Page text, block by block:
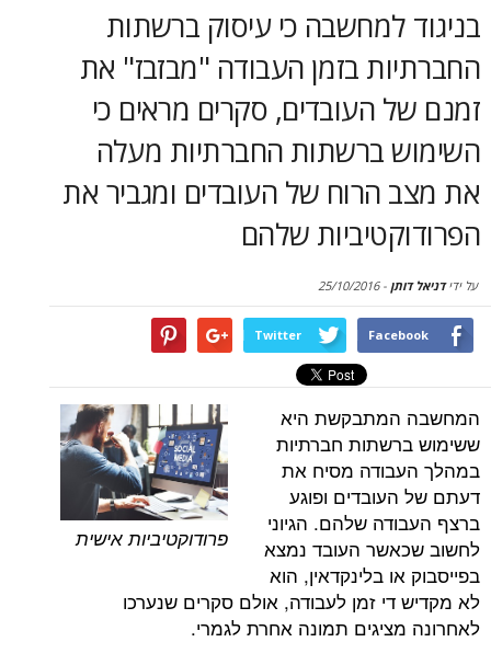
למחשבה כי עיסוק ברשתות
בזמן העבודה "מבזבז" את
העובדים, סקרים מראים כי
ברשתות החברתיות מעלה
הרוח של העובדים ומגביר את
שלהם
-
25/10/2016
Twitter
פרודוקטיביות אישית
היא
חברתיות
מסיח את
ופוגע
שלהם. הגיוני
העובד נמצא
בלינקדאין, הוא
זמן לעבודה, אולם סקרים שנערכו
תמונה אחרת לגמרי.